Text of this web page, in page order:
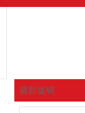
最新促销